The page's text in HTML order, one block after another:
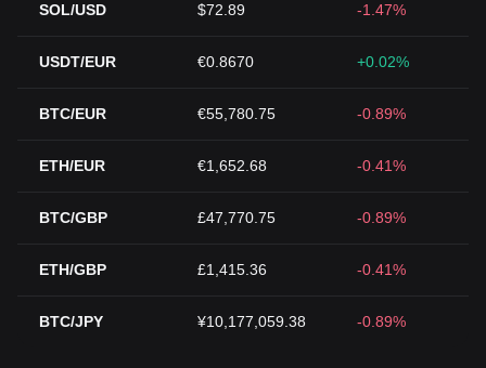
SOL/USD $72.89 -1.47%
USDT/EUR €0.8670 +0.02%
BTC/EUR €55,780.75 -0.89%
ETH/EUR €1,652.68 -0.41%
BTC/GBP £47,770.75 -0.89%
ETH/GBP £1,415.36 -0.41%
BTC/JPY ¥10,177,059.38 -0.89%